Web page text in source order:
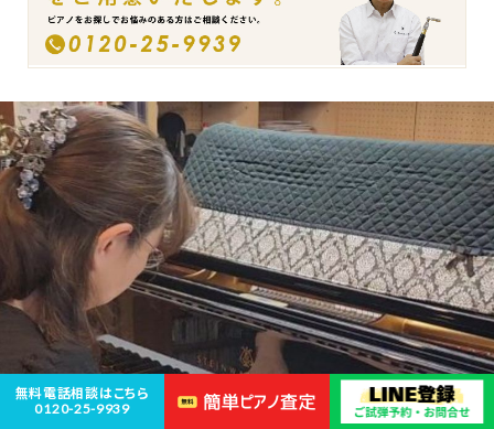
無料電話相談はこちら
0120-25-9939